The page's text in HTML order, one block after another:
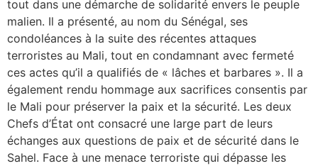
tout dans une démarche de solidarité envers le peuple
malien. Il a présenté, au nom du Sénégal, ses
condoléances à la suite des récentes attaques
terroristes au Mali, tout en condamnant avec fermeté
ces actes qu’il a qualifiés de « lâches et barbares ». Il a
également rendu hommage aux sacrifices consentis par
le Mali pour préserver la paix et la sécurité. Les deux
Chefs d’État ont consacré une large part de leurs
échanges aux questions de paix et de sécurité dans le
Sahel. Face à une menace terroriste qui dépasse les